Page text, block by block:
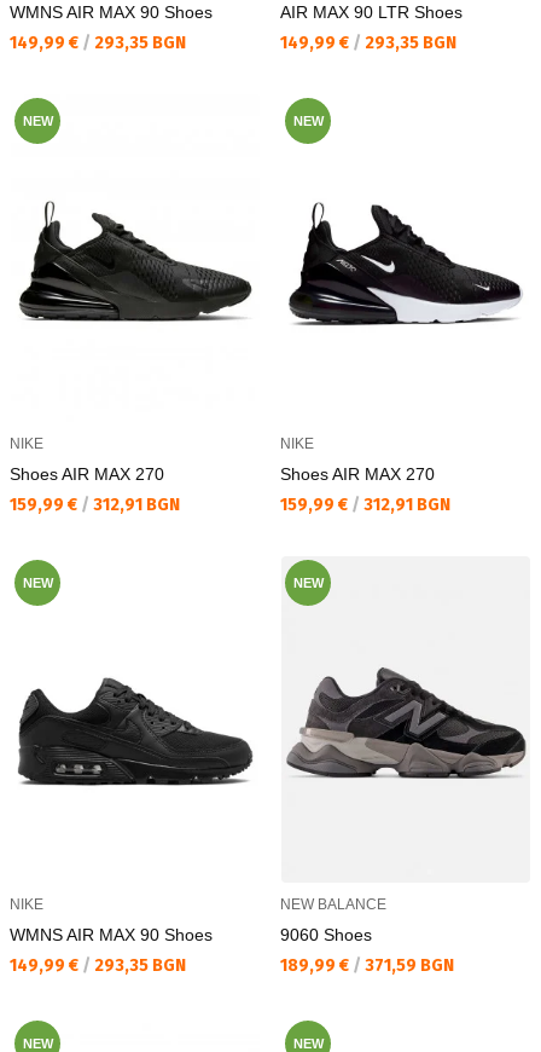
WMNS AIR MAX 90 Shoes
Текуща цена:
149,99 € / 293,35 BGN
AIR MAX 90 LTR Shoes
Текуща цена:
149,99 € / 293,35 BGN
NEW
NIKE
Shoes AIR MAX 270
Текуща цена:
159,99 € / 312,91 BGN
NEW
NIKE
Shoes AIR MAX 270
Текуща цена:
159,99 € / 312,91 BGN
NEW
NIKE
WMNS AIR MAX 90 Shoes
Текуща цена:
149,99 € / 293,35 BGN
NEW
NEW BALANCE
9060 Shoes
Текуща цена:
189,99 € / 371,59 BGN
NEW NEW